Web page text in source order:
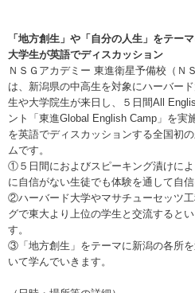
「地方創生」や「自分の人生」をテー
大学生が英語でディスカッション
ＮＳＧアカデミー 東進衛星予備校（Ｎ
は、新潟県の中高生を対象にハーバー
生や大学院生が来日し、５日間All
ント「東進Global English Camp」を実
を英語でディスカッションする全国初
ムです。
①５日間におよびスピーキング漬けに
に自信がない生徒でも体験を通して自信
②ハーバード大学やマサチューセッツ
グで東大より上位の学生と交流すると
す。
③「地方創生」をテーマに新潟の各所
いて学んでいきます。